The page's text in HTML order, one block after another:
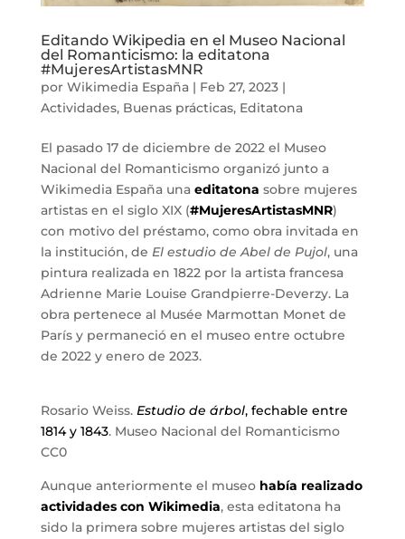
Editando Wikipedia en el Museo Nacional
del Romanticismo: la editatona
#MujeresArtistasMNR
por Wikimedia España| Feb 27, 2023|
Actividades, Buenas prácticas, Editatona
El pasado 17 de diciembre de 2022 el Museo
Nacional del Romanticismo organizó junto a
Wikimedia España una editatona sobre mujeres
artistas en el siglo XIX (#MujeresArtistasMNR)
con motivo del préstamo, como obra invitada en
la institución, de El estudio de Abel de Pujol, una
pintura realizada en 1822 por la artista francesa
Adrienne Marie Louise Grandpierre-Deverzy. La
obra pertenece al Musée Marmottan Monet de
París y permaneció en el museo entre octubre
de 2022 y enero de 2023.
Rosario Weiss. Estudio de árbol, fechable entre
1814 y 1843. Museo Nacional del Romanticismo
CC0
Aunque anteriormente el museo había realizado
actividades con Wikimedia, esta editatona ha
sido la primera sobre mujeres artistas del siglo